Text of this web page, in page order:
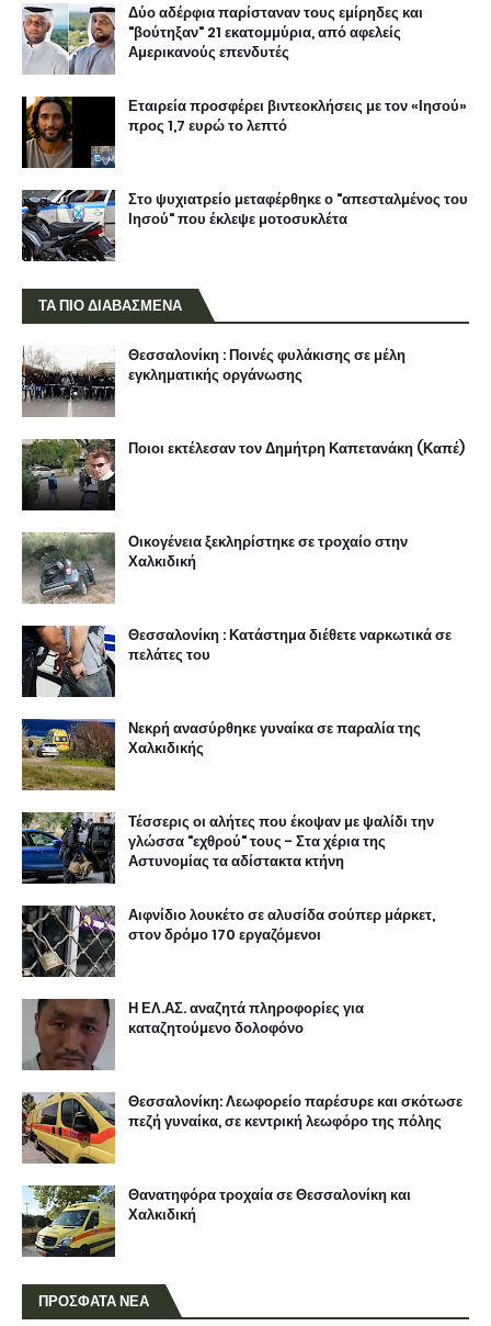
Δύο αδέρφια παρίσταναν τους εμίρηδες και
"βούτηξαν" 21 εκατομμύρια, από αφελείς
Αμερικανούς επενδυτές
Εταιρεία προσφέρει βιντεοκλήσεις με τον «Ιησού»
προς 1,7 ευρώ το λεπτό
Στο ψυχιατρείο μεταφέρθηκε ο "απεσταλμένος του
Ιησού" που έκλεψε μοτοσυκλέτα
ΤΑ ΠΙΟ ΔΙΑΒΑΣΜΕΝΑ
Θεσσαλονίκη : Ποινές φυλάκισης σε μέλη
εγκληματικής οργάνωσης
Ποιοι εκτέλεσαν τον Δημήτρη Καπετανάκη (Καπέ)
Οικογένεια ξεκληρίστηκε σε τροχαίο στην
Χαλκιδική
Θεσσαλονίκη : Κατάστημα διέθετε ναρκωτικά σε
πελάτες του
Νεκρή ανασύρθηκε γυναίκα σε παραλία της
Χαλκιδικής
Τέσσερις οι αλήτες που έκοψαν με ψαλίδι την
γλώσσα "εχθρού" τους - Στα χέρια της
Αστυνομίας τα αδίστακτα κτήνη
Αιφνίδιο λουκέτο σε αλυσίδα σούπερ μάρκετ,
στον δρόμο 170 εργαζόμενοι
Η ΕΛ.ΑΣ. αναζητά πληροφορίες για
καταζητούμενο δολοφόνο
Θεσσαλονίκη: Λεωφορείο παρέσυρε και σκότωσε
πεζή γυναίκα, σε κεντρική λεωφόρο της πόλης
Θανατηφόρα τροχαία σε Θεσσαλονίκη και
Χαλκιδική
ΠΡΟΣΦΑΤΑ ΝΕΑ